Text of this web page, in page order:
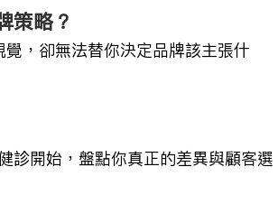
策略？
，卻無法替你決定品牌該主張什
診開始，盤點你真正的差異與顧客選